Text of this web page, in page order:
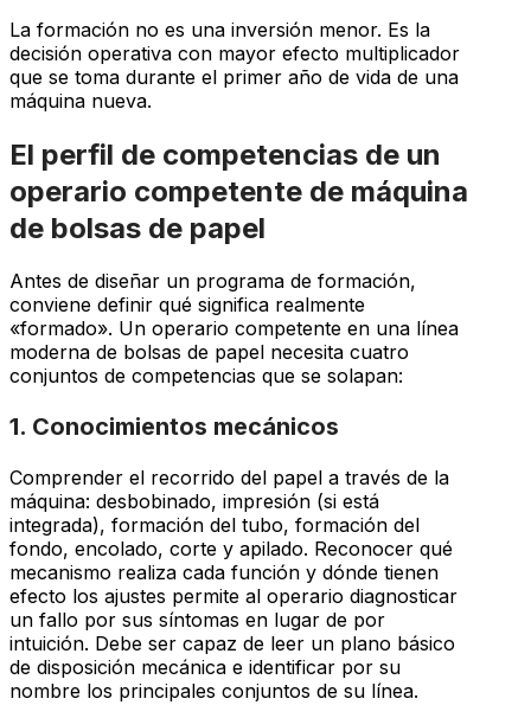
La formación no es una inversión menor. Es la
decisión operativa con mayor efecto multiplicador
que se toma durante el primer año de vida de una
máquina nueva.
El perfil de competencias de un
operario competente de máquina
de bolsas de papel
Antes de diseñar un programa de formación,
conviene definir qué significa realmente
«formado». Un operario competente en una línea
moderna de bolsas de papel necesita cuatro
conjuntos de competencias que se solapan:
1. Conocimientos mecánicos
Comprender el recorrido del papel a través de la
máquina: desbobinado, impresión (si está
integrada), formación del tubo, formación del
fondo, encolado, corte y apilado. Reconocer qué
mecanismo realiza cada función y dónde tienen
efecto los ajustes permite al operario diagnosticar
un fallo por sus síntomas en lugar de por
intuición. Debe ser capaz de leer un plano básico
de disposición mecánica e identificar por su
nombre los principales conjuntos de su línea.